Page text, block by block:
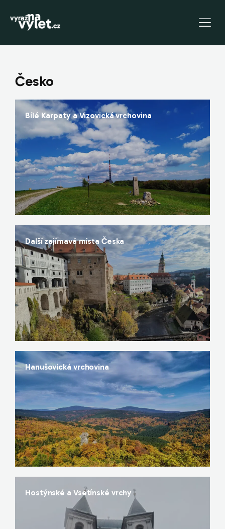
Česko
Bílé Karpaty a Vizovická vrchovina
Další zajímavá místa Česka
Hanušovická vrchovina
Hostýnské a Vsetínské vrchy